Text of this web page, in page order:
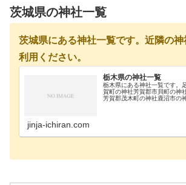
茨城県の神社一覧
茨城県にある神社一覧です。近隣の
利用ください。
栃木県の神社一覧
栃木県にある神社一覧です。
賀町の神社芳賀郡市貝町の神
芳賀郡茂木町の神社鹿沼市の
jinja-ichiran.com